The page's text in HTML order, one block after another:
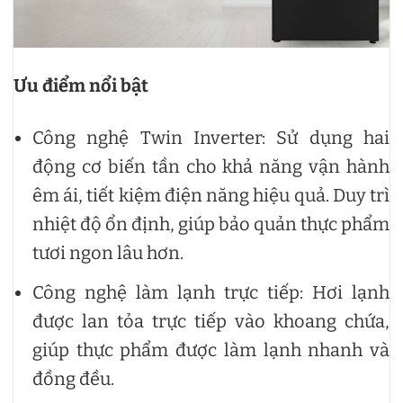
Ưu điểm nổi bật
Công nghệ Twin Inverter: Sử dụng hai
động cơ biến tần cho khả năng vận hành
êm ái, tiết kiệm điện năng hiệu quả. Duy trì
nhiệt độ ổn định, giúp bảo quản thực phẩm
tươi ngon lâu hơn.
Công nghệ làm lạnh trực tiếp: Hơi lạnh
được lan tỏa trực tiếp vào khoang chứa,
giúp thực phẩm được làm lạnh nhanh và
đồng đều.